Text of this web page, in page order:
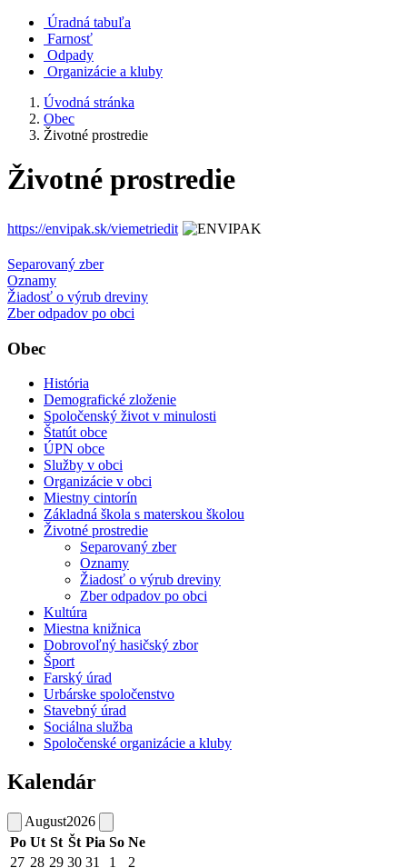
Úradná tabuľa
Farnosť
Odpady
Organizácie a kluby
Úvodná stránka
Obec
Životné prostredie
Životné prostredie
https://envipak.sk/viemetriedit
Separovaný zber
Oznamy
Žiadosť o výrub dreviny
Zber odpadov po obci
Obec
História
Demografické zloženie
Spoločenský život v minulosti
Štatút obce
ÚPN obce
Služby v obci
Organizácie v obci
Miestny cintorín
Základná škola s materskou školou
Životné prostredie
Separovaný zber
Oznamy
Žiadosť o výrub dreviny
Zber odpadov po obci
Kultúra
Miestna knižnica
Dobrovoľný hasičský zbor
Šport
Farský úrad
Urbárske spoločenstvo
Stavebný úrad
Sociálna služba
Spoločenské organizácie a kluby
Kalendár
August2026
Po Ut St Št Pia So Ne
27 28 29 30 31 1 2